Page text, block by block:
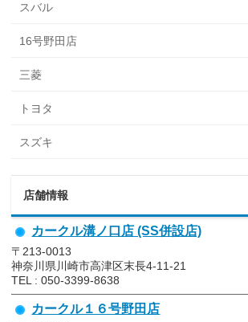
スバル
16号野田店
三菱
トヨタ
スズキ
店舗情報
カークル溝ノ口店 (SS併設店)
〒213-0013
神奈川県川崎市高津区末長4-11-21
TEL : 050-3399-8638
カークル１６号野田店